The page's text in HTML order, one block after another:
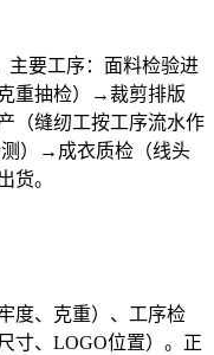
要工序： 面料检验进
重抽检）→裁剪排版
（缝纫工按工序流水作
）→成衣质检（线头
货。
度、克重）、工序检
寸、LOGO位置）。正